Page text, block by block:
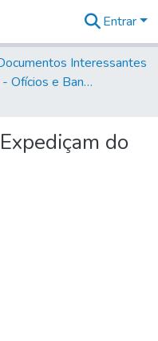
Entrar
Interessantes
Volume 90 - Ofícios e Bandos do Capitão General, Conde de Palma, aos funcionários da Capitania (1814- 1817)
do